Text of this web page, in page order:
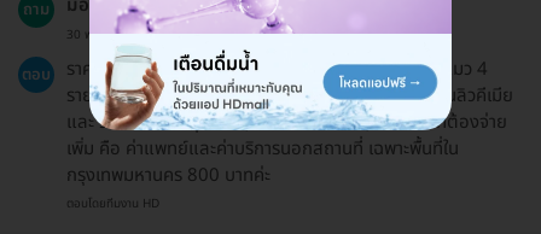
ถาม มีอะไรบ้างคะ4อย่าง950
30 พ.ย. 2025
ตอบ
ราคาแพ็กเกจครอบคลุมค่าฉีดวัคซีนรวมประจำปีสำหรับแมว 4
รายการ คือ วัคซีนป้องกันโรคไข้หัด วัคซีนหวัดแมว วัคซีนลิวคีเมีย
และ วัคซีนโรคพิษสุนัขบ้า (ฟรี! ยาถ่ายพยาธิ) โดยมีสิ่งที่ต้องจ่าย
เพิ่ม คือ ค่าแพทย์และค่าบริการนอกสถานที่ เฉพาะพื้นที่ใน
กรุงเทพมหานคร 800 บาทค่ะ
ตอบโดยทีมงาน HD